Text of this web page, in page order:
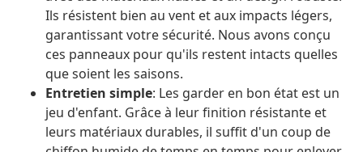
Ils résistent bien au vent et aux impacts légers,
garantissant votre sécurité. Nous avons conçu
ces panneaux pour qu'ils restent intacts quelles
que soient les saisons.
Entretien simple: Les garder en bon état est un
jeu d'enfant. Grâce à leur finition résistante et
leurs matériaux durables, il suffit d'un coup de